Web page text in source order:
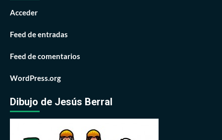
Acceder
Feed de entradas
Feed de comentarios
WordPress.org
Dibujo de Jesús Berral